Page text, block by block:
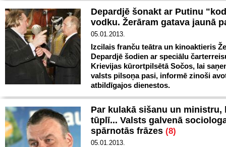
Depardjē šonakt ar Putinu
vodku. Žerāram gatava jaunā
05.01.2013.
Izcilais franču teātra un kinoaktieris
Depardjē šodien ar speciālu
Krievijas kūrortpilsētā Sočos, lai
valsts pilsoņa pasi, informē zinoši
atbildīgajos dienestos.
Par kulakā sišanu un ministru,
tūplī... Valsts galvenā
spārnotās frāzes (8)
05.01.2013.